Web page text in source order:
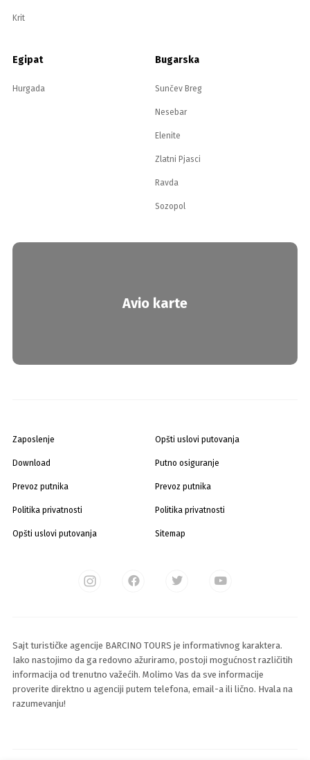
Krit
Egipat
Hurgada
Bugarska
Sunčev Breg
Nesebar
Elenite
Zlatni Pjasci
Ravda
Sozopol
Avio karte
Zaposlenje
Download
Prevoz putnika
Politika privatnosti
Opšti uslovi putovanja
Opšti uslovi putovanja
Putno osiguranje
Prevoz putnika
Politika privatnosti
Sitemap
Sajt turističke agencije BARCINO TOURS je informativnog karaktera.
Iako nastojimo da ga redovno ažuriramo, postoji mogućnost različitih
informacija od trenutno važećih. Molimo Vas da sve informacije
proverite direktno u agenciji putem telefona, email-a ili lično. Hvala na
razumevanju!